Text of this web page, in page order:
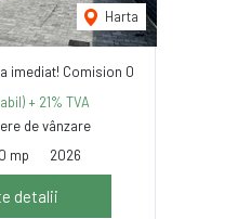
Harta
imediat! Comision 0
+ 21% TVA
de vânzare
mp 2026
detalii